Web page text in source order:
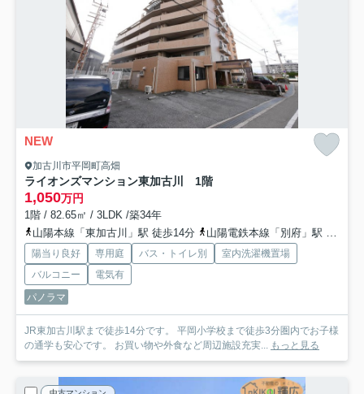
NEW
加古川市平岡町高畑
ライオンズマンション東加古川 1階
1,050万円
1階 / 82.65㎡ / 3LDK /築34年
山陽本線「東加古川」駅 徒歩14分
山陽電鉄本線「別府」駅 徒歩33分
陽当り良好 専用庭 バス・トイレ別
室内洗濯機置場
バルコニー
電気有
パノラマ
JR東加古川駅まで徒歩14分です。 平岡小学校まで徒歩3分圏内でお子様
の通学も安心です。 お買い物や外食など周辺施設充実...
もっと見る